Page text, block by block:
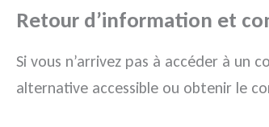
Retour d’information et
Si vous n’arrivez pas à accéder à un
alternative accessible ou obtenir le